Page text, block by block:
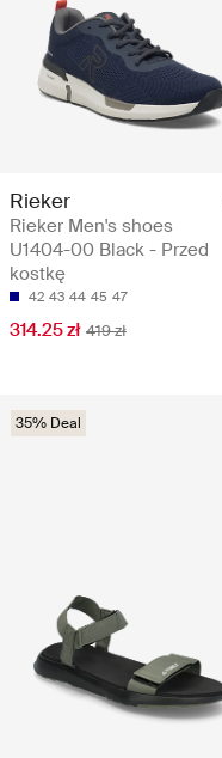
Rieker
Rieker Men's shoes
U1404-00 Black - Przed
kostkę
42 43 44 45 47
314.25 zł 419 zł
35% Deal